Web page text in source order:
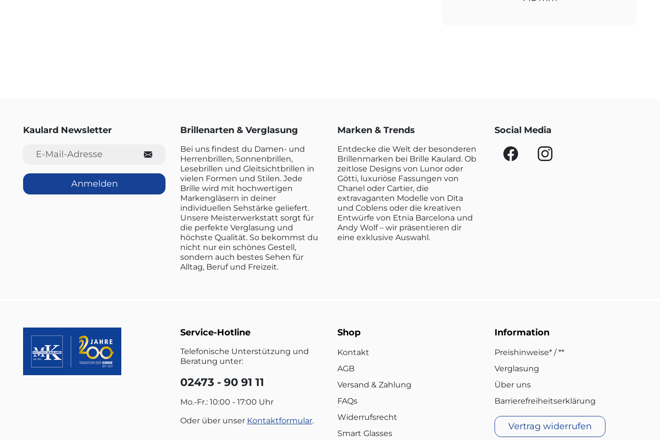
Kaulard Newsletter
E-Mail-Adresse
Anmelden
Brillenarten & Verglasung
Bei uns findest du Damen- und
Herrenbrillen, Sonnenbrillen,
Lesebrillen und Gleitsichtbrillen in
vielen Formen und Stilen. Jede
Brille wird mit hochwertigen
Markengläsern in deiner
individuellen Sehstärke geliefert.
Unsere Meisterwerkstatt sorgt für
die perfekte Verglasung und
höchste Qualität. So bekommst du
nicht nur ein schönes Gestell,
sondern auch bestes Sehen für
Alltag, Beruf und Freizeit.
Marken & Trends
Entdecke die Welt der besonderen
Brillenmarken bei Brille Kaulard. Ob
zeitlose Designs von Lunor oder
Götti, luxuriöse Fassungen von
Chanel oder Cartier, die
extravaganten Modelle von Dita
und Coblens oder die kreativen
Entwürfe von Etnia Barcelona und
Andy Wolf – wir präsentieren dir
eine exklusive Auswahl.
Social Media
Service-Hotline
Telefonische Unterstützung und
Beratung unter:
02473 - 90 91 11
Mo.-Fr.: 10:00 - 17:00 Uhr
Oder über unser Kontaktformular.
Shop
Kontakt
AGB
Versand & Zahlung
FAQs
Widerrufsrecht
Smart Glasses
Information
Preishinweise* / **
Verglasung
Über uns
Barrierefreiheitserklärung
Vertrag widerrufen